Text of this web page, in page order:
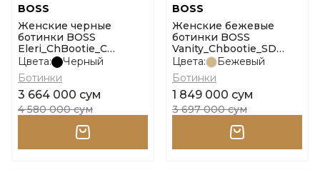
BOSS
Женские черные
ботинки BOSS
Eleri_ChBootie_C
размер 36
Цвета:
Черный
Ботинки
3 664 000 сум
4 580 000 сум
BOSS
Женские бежевые
ботинки BOSS
Vanity_Chbootie_SD
размер 36
Цвета:
Бежевый
Ботинки
1 849 000 сум
3 697 000 сум